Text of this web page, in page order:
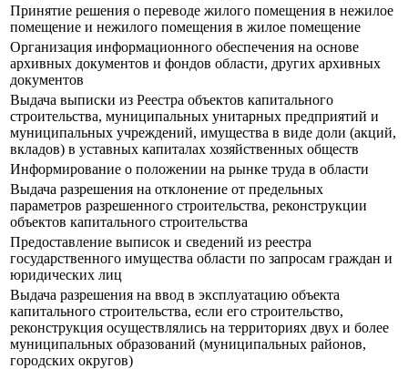
Принятие решения о переводе жилого помещения в нежилое
помещение и нежилого помещения в жилое помещение
Организация информационного обеспечения на основе
архивных документов и фондов области, других архивных
документов
Выдача выписки из Реестра объектов капитального
строительства, муниципальных унитарных предприятий и
муниципальных учреждений, имущества в виде доли (акций,
вкладов) в уставных капиталах хозяйственных обществ
Информирование о положении на рынке труда в области
Выдача разрешения на отклонение от предельных
параметров разрешенного строительства, реконструкции
объектов капитального строительства
Предоставление выписок и сведений из реестра
государственного имущества области по запросам граждан и
юридических лиц
Выдача разрешения на ввод в эксплуатацию объекта
капитального строительства, если его строительство,
реконструкция осуществлялись на территориях двух и более
муниципальных образований (муниципальных районов,
городских округов)